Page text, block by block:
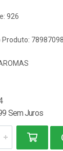
926
Produto:
Sem Juros